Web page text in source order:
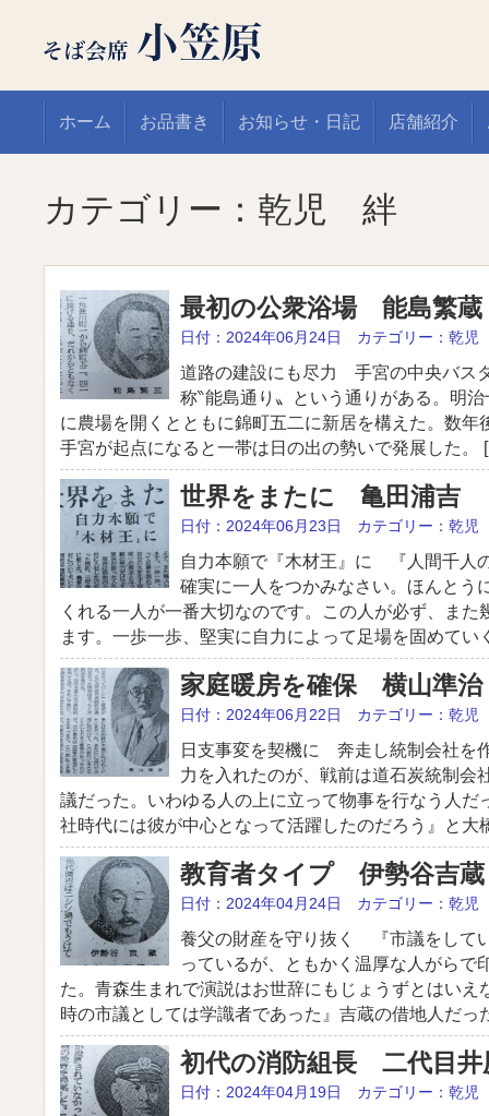
ホーム お品書き お知らせ・日記 店舗紹介
カテゴリー：乾児 絆
最初の公衆浴場 能島繁蔵
日付：2024年06月24日 カテゴリー：乾
道路の建設にも尽力 手宮の中央バス
称‶能島通り〟という通りがある。明
に農場を開くとともに錦町五二に新居を構えた。数年
手宮が起点になると一帯は日の出の勢いで発展した。
世界をまたに 亀田浦吉
日付：2024年06月23日 カテゴリー：乾
自力本願で『木材王』に 『人間千人
確実に一人をつかみなさい。ほんとう
くれる一人が一番大切なのです。この人が必ず、また
ます。一歩一歩、堅実に自力によって足場を固めて
家庭暖房を確保 横山準治
日付：2024年06月22日 カテゴリー：乾
日支事変を契機に 奔走し統制会社を
力を入れたのが、戦前は道石炭統制会
議だった。いわゆる人の上に立って物事を行なう人だ
社時代には彼が中心となって活躍したのだろう』と大
教育者タイプ 伊勢谷吉蔵
日付：2024年04月24日 カテゴリー：乾
養父の財産を守り抜く 『市議をして
っているが、ともかく温厚な人がらで
た。青森生まれで演説はお世辞にもじょうずとはいえ
時の市議としては学識者であった』吉蔵の借地人だ
初代の消防組長 二代目井
日付：2024年04月19日 カテゴリー：乾